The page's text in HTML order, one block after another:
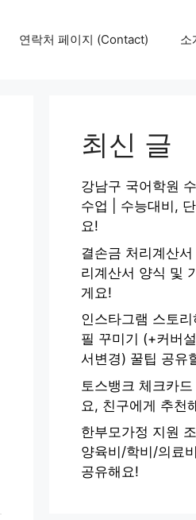
연락처 페이지 (Contact) 소
최신 글
강남구 국어학원
수업 | 수능대비,
요!
결손금 처리계산
리계산서 양식 및
게요!
인스타그램 스토
필 꾸미기 (+커버
서변경) 꿀팁 공유
토스뱅크 체크카
요, 친구에게 추천
한부모가정 지원
양육비/학비/의료
공유해요!